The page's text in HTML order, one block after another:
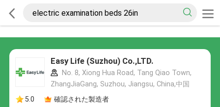
Easy Life (Suzhou) Co.,LTD.
No. 8, Xiong Hua Road, Tang Qiao Town,
ZhangJiaGang, Suzhou, Jiangsu, China,中国
5.0
確認された製造者